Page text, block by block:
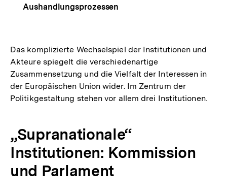
Aushandlungsprozessen
Das komplizierte Wechselspiel der Institutionen und
Akteure spiegelt die verschiedenartige
Zusammensetzung und die Vielfalt der Interessen in
der Europäischen Union wider. Im Zentrum der
Politikgestaltung stehen vor allem drei Institutionen.
„Supranationale“
Institutionen: Kommission
und Parlament